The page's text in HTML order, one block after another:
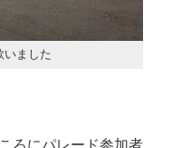
いました